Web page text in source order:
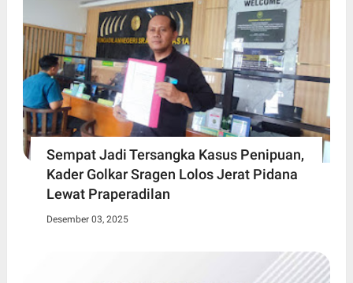
Sempat Jadi Tersangka Kasus Penipuan,
Kader Golkar Sragen Lolos Jerat Pidana
Lewat Praperadilan
Desember 03, 2025